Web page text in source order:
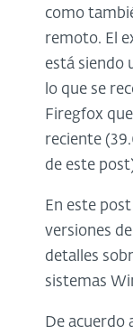
como
remoto. El
está siendo
lo que se
Firegfox
reciente
de este
En este
versiones
detalles
sistemas
De acuerdo